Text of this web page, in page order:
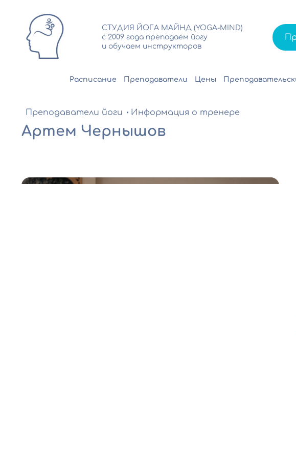
СТУДИЯ ЙОГА МАЙНД (YOGA-MIND)
c 2009 года преподаем йогу
и обучаем инструкторов
Расписание Преподаватели Цены
Преподаватели йоги Информация о тренере
Артем Чернышов